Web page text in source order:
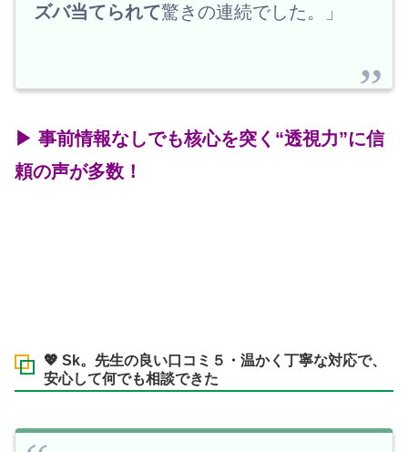
ズバ当てられて驚きの連続でした。」
▶ 事前情報なしでも核心を突く“透視力”に信
頼の声が多数！
💖 Sk。先生の良い口コミ５・温かく丁寧な対応で、
安心して何でも相談できた